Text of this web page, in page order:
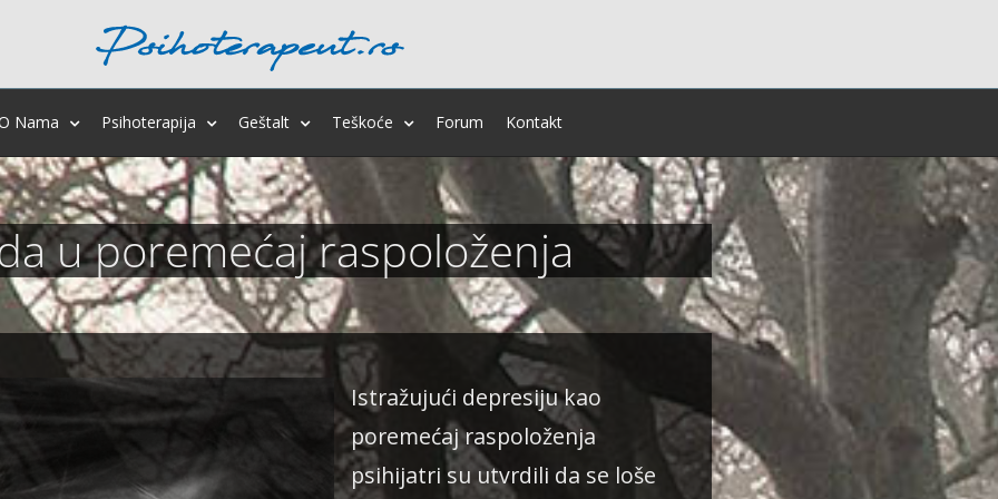
Nama Psihoterapija Geštalt Teškoće Forum Kontakt
u poremećaj raspoloženja
Istražujući depresiju kao
poremećaj raspoloženja
psihijatri su utvrdili da se loše